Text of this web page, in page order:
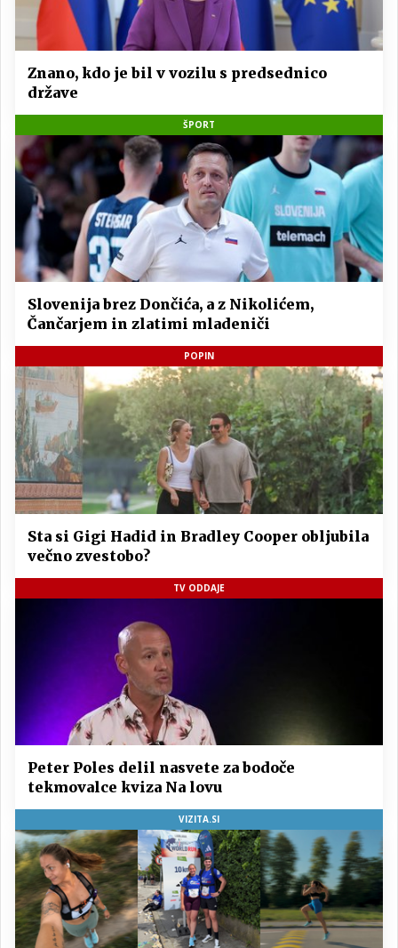
Znano, kdo je bil v vozilu s predsednico
države
ŠPORT
Slovenija brez Dončića, a z Nikolićem,
Čančarjem in zlatimi mladeniči
POPIN
Sta si Gigi Hadid in Bradley Cooper obljubila
večno zvestobo?
TV ODDAJE
Peter Poles delil nasvete za bodoče
tekmovalce kviza Na lovu
VIZITA.SI